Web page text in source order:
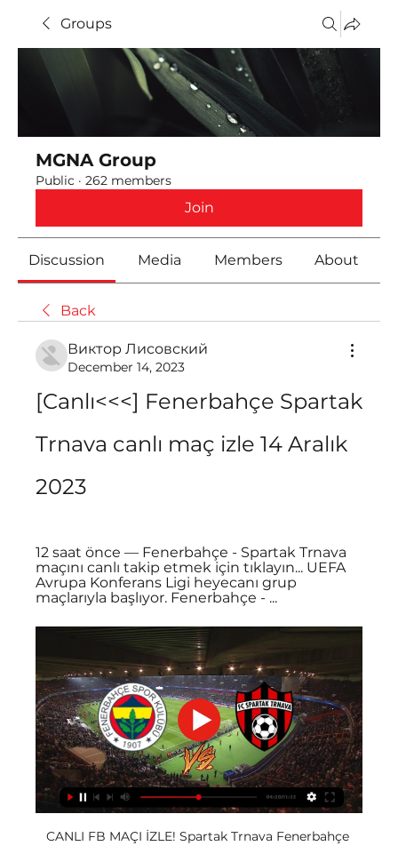
Groups
MGNA Group
Public · 262 members
Join
Discussion Media Members About
Back
Виктор Лисовский
December 14, 2023
[Canlı<<<] Fenerbahçe Spartak
Trnava canlı maç izle 14 Aralık
2023
12 saat önce — Fenerbahçe - Spartak Trnava
maçını canlı takip etmek için tıklayın... UEFA
Avrupa Konferans Ligi heyecanı grup
maçlarıyla başlıyor. Fenerbahçe - ...
CANLI FB MAÇI İZLE! Spartak Trnava Fenerbahçe